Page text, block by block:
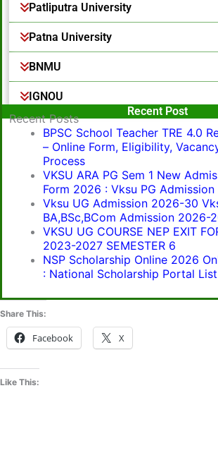
Patliputra University
Patna University
BNMU
IGNOU
Popular Post
Recent Post
Recent Posts
BPSC School Teacher TRE 4.0
– Online Form, Eligibility,
Process
VKSU ARA PG Sem 1 New
Form 2026 : Vksu PG
Vksu UG Admission 2026-30
BA,BSc,BCom Admission 2026-
VKSU UG COURSE NEP EXIT
2023-2027 SEMESTER 6
NSP Scholarship Online 2026
: National Scholarship Portal
Share This:
Facebook X
Like This: